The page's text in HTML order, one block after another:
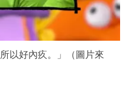
以好內疚。」（圖片來